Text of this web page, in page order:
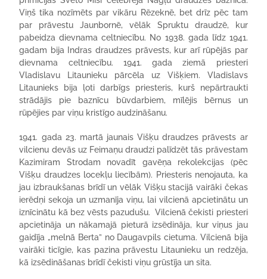
Viņš tika nozīmēts par vikāru Rēzeknē, bet drīz pēc tam
par prāvestu Jaunbornē, vēlāk Spruktu draudzē, kur
pabeidza dievnama celtniecību. No 1938. gada līdz 1941.
gadam bija Indras draudzes prāvests, kur arī rūpējās par
dievnama celtniecību. 1941. gada ziemā priesteri
Vladislavu Litaunieku pārcēla uz Višķiem. Vladislavs
Litaunieks bija ļoti darbīgs priesteris, kurš nepārtraukti
strādājis pie baznīcu būvdarbiem, mīlējis bērnus un
rūpējies par viņu kristīgo audzināšanu.
1941. gada 23. martā jaunais Višķu draudzes prāvests ar
vilcienu devās uz Feimaņu draudzi palīdzēt tās prāvestam
Kazimiram Strodam novadīt gavēņa rekolekcijas (pēc
Višķu draudzes locekļu liecībām). Priesteris nenojauta, ka
jau izbraukšanas brīdī un vēlāk Višķu stacijā vairāki čekas
ierēdņi sekoja un uzmanīja viņu, lai vilcienā apcietinātu un
iznīcinātu kā bez vēsts pazudušu. Vilcienā čekisti priesteri
apcietināja un nākamajā pieturā izsēdināja, kur viņus jau
gaidīja „melnā Berta” no Daugavpils cietuma. Vilcienā bija
vairāki ticīgie, kas pazina prāvestu Litaunieku un redzēja,
kā izsēdināšanas brīdī čekisti viņu grūstīja un sita.